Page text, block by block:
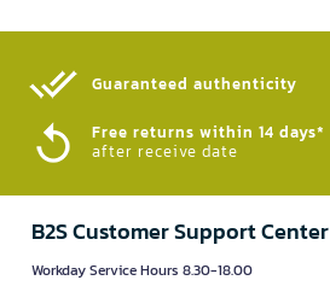
Guaranteed authenticity​
Free returns within 14 days*
after receive date
B2S Customer Support Center
Workday Service Hours 8.30-18.00